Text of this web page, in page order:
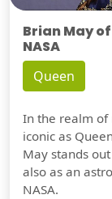
Brian May
NASA
Queen
In the realm of
iconic as
May stands
also as an
NASA.